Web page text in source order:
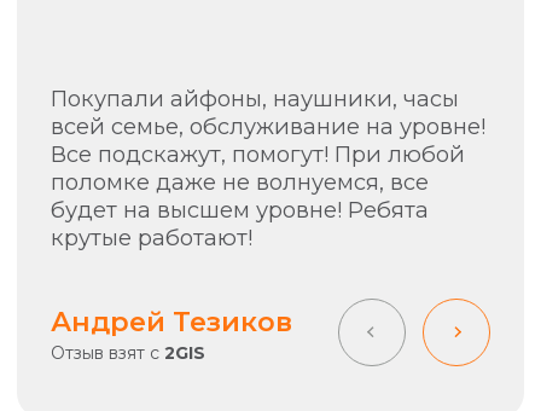
Контакты
+7 (903) 990-00-52
sapiens.brn@gmail.com
Барнаул, проспект Ленина, 42
(Вход со стороны Ленина)